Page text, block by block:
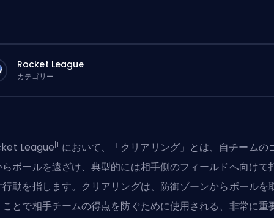
Rocket League
カテゴリー
League [1] において、「クリアリング」とは、自チームの
ボールを遠ざけ、典型的には相手側のフィールドへ向けて
動を指します。クリアリングは、防御ゾーンからボールを
とで相手チームの得点を防ぐために使用される、非常に重